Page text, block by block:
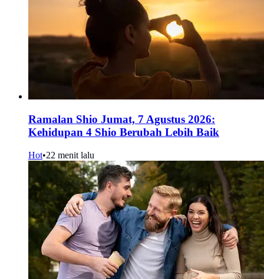
Ramalan Shio Jumat, 7 Agustus 2026:
Kehidupan 4 Shio Berubah Lebih Baik
Hot•22 menit lalu